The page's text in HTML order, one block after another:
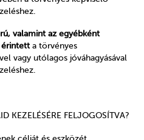
valamint az egyébként
érintett a törvényes
vagy utólagos jóváhagyásával
KEZELÉSÉRE FELJOGOSÍTVA?